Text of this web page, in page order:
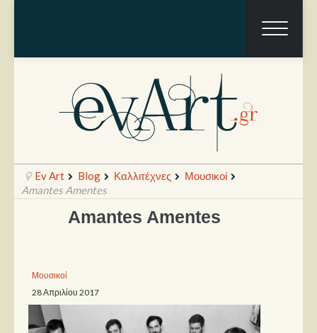
Ραπόρτο
Θέατρο
Συνεντεύξεις
Ev Art Blog Καλλιτέχνες
Μουσικοί
Amantes Amentes
Amantes Amentes
Μουσικοί
28 Απριλίου 2017